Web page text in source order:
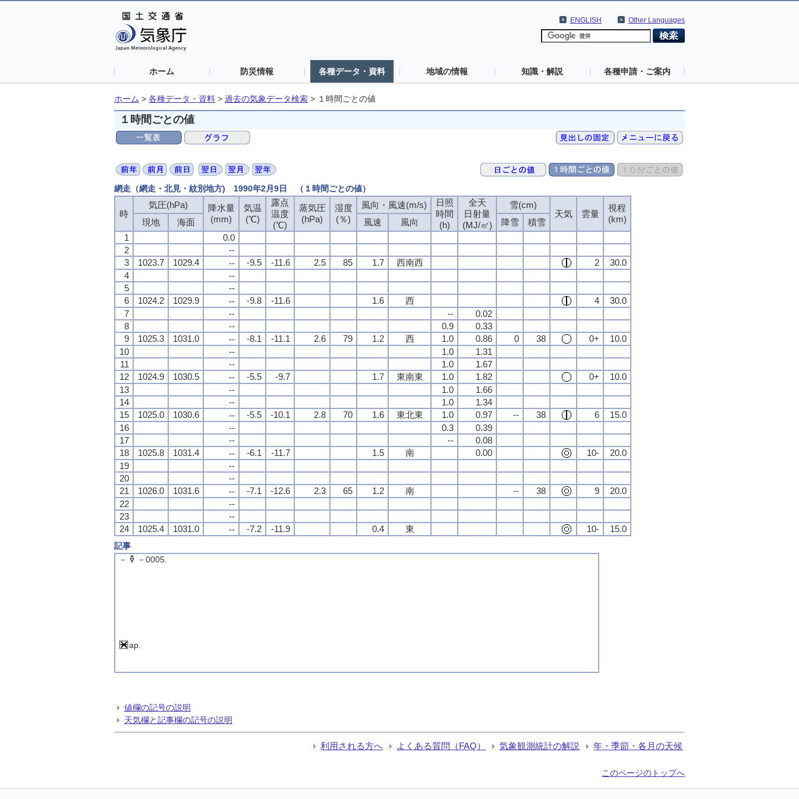
Other Languages
ENGLISH
ホーム 防災情報 各種データ・資料 地域の情報 知識・解説 各種申請・ご案内
ホーム > 各種データ・資料 > 過去の気象データ検索 > １時間ごとの値
１時間ごとの値
網走（網走・北見・紋別地方) 1990年2月9日 （１時間ごとの値）
時
気圧(hPa)
降水量
(mm)
気温
(℃)
露点
温度
(℃)
蒸気圧
(hPa)
湿度
(％)
風向・風速(m/s)
日照
時間
(h)
全天
日射量
(MJ/㎡)
雪(cm)
天気
雲量
視程
(km)
現地 海面 風速 風向 降雪
積雪
1
0.0
2
--
3
1023.7 1029.4 -- -9.5 -11.6 2.5 85 1.7 西南西 2
30.0
4
--
5
--
6
1024.2 1029.9 -- -9.8 -11.6 1.6 西 4
30.0
7
-- --
0.02
8
-- 0.9
0.33
9
1025.3 1031.0 -- -8.1 -11.1 2.6 79 1.2 西 1.0 0.86 0 38 0+
10.0
10
-- 1.0
1.31
11
-- 1.0
1.67
12
1024.9 1030.5 -- -5.5 -9.7 1.7 東南東 1.0 1.82 0+
10.0
13
-- 1.0
1.66
14
-- 1.0
1.34
15
1025.0 1030.6 -- -5.5 -10.1 2.8 70 1.6 東北東 1.0 0.97 -- 38 6
15.0
16
-- 0.3
0.39
17
-- --
0.08
18
1025.8 1031.4 -- -6.1 -11.7 1.5 南 0.00 10-
20.0
19
--
20
--
21
1026.0 1031.6 -- -7.1 -12.6 2.3 65 1.2 南 -- 38 9
20.0
22
--
23
--
24
1025.4 1031.0 -- -7.2 -11.9 0.4 東 10- 15.0
記事
－
－0005.
ap.
値欄の記号の説明
天気欄と記事欄の記号の説明
利用される方へ よくある質問（FAQ） 気象観測統計の解説 年・季節・各月の天候
このページのトップへ